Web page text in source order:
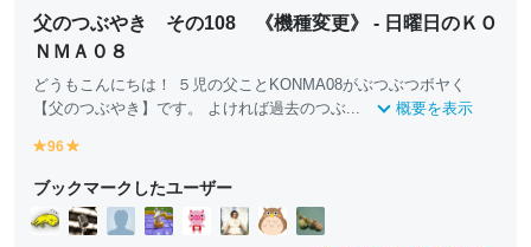
父のつぶやき その108 《機種変更》 - 日曜日のＫＯ
ＮＭＡ０８
どうもこんにちは！ ５児の父ことKONMA08がぶつぶつボヤく
【父のつぶやき】です。 よければ過去のつぶ...
概要を表示
y
ll
o
w
96
ll
o
w
ブックマークしたユーザー